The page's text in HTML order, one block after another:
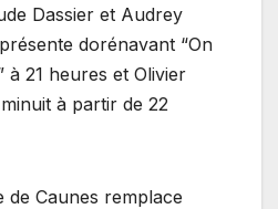
Dassier et Audrey
dorénavant “On
à 21 heures et Olivier
minuit à partir de 22
Caunes remplace